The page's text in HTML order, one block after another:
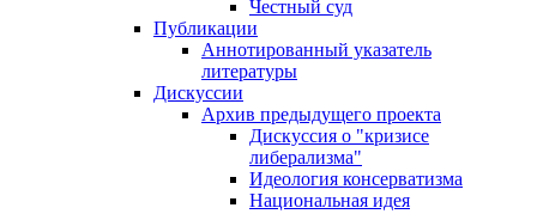
Честный суд
Публикации
Аннотированный указатель
литературы
Дискуссии
Архив предыдущего проекта
Дискуссия о "кризисе
либерализма"
Идеология консерватизма
Национальная идея